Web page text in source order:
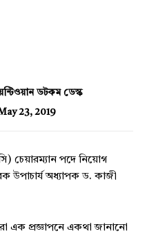
ডটকম ডেস্ক
23, 2019
চেয়ারম্যান পদে নিয়োগ
উপাচার্য অধ্যাপক ড. কাজী
এক প্রজ্ঞাপনে একথা জানানো